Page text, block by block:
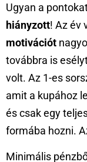
Ugyan a
hiányzott! Az év
motivációt
továbbra is
volt. Az 1-es
amit a kupához
és csak egy
formába hozni.
Minimális